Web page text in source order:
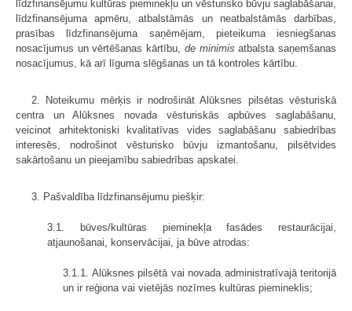
līdzfinansējumu kultūras pieminekļu un vēsturisko būvju saglabāšanai,
līdzfinansējuma apmēru, atbalstāmās un neatbalstāmās darbības,
prasības līdzfinansējuma saņēmējam, pieteikuma iesniegšanas
nosacījumus un vērtēšanas kārtību, de minimis atbalsta saņemšanas
nosacījumus, kā arī līguma slēgšanas un tā kontroles kārtību.
2. Noteikumu mērķis ir nodrošināt Alūksnes pilsētas vēsturiskā
centra un Alūksnes novada vēsturiskās apbūves saglabāšanu,
veicinot arhitektoniski kvalitatīvas vides saglabāšanu sabiedrības
interesēs, nodrošinot vēsturisko būvju izmantošanu, pilsētvides
sakārtošanu un pieejamību sabiedrības apskatei.
3. Pašvaldība līdzfinansējumu piešķir:
3.1. būves/kultūras pieminekļa fasādes restaurācijai,
atjaunošanai, konservācijai, ja būve atrodas:
3.1.1. Alūksnes pilsētā vai novada administratīvajā teritorijā
un ir reģiona vai vietējās nozīmes kultūras piemineklis;